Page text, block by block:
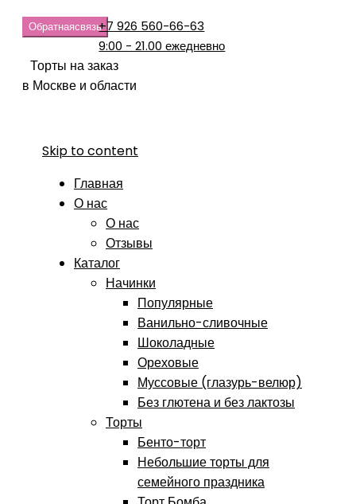
Обратнаясвязь+7 926 560-66-63
9:00 - 21.00 ежедневно
Торты на заказ
в Москве и области
Skip to content
Главная
О нас
О нас
Отзывы
Каталог
Начинки
Популярные
Ванильно-сливочные
Шоколадные
Ореховые
Муссовые (глазурь-велюр)
Без глютена и без лактозы
Торты
Бенто-торт
Небольшие торты для
семейного праздника